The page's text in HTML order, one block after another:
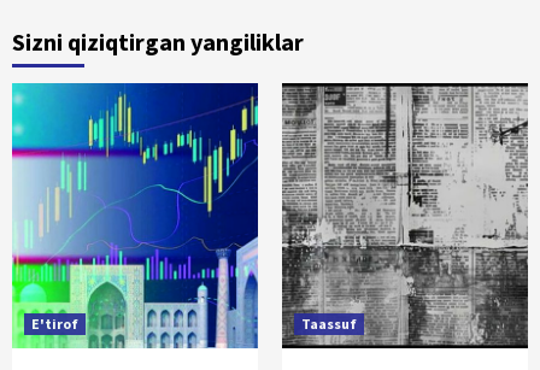
Sizni qiziqtirgan yangiliklar
E'tirof Taassuf